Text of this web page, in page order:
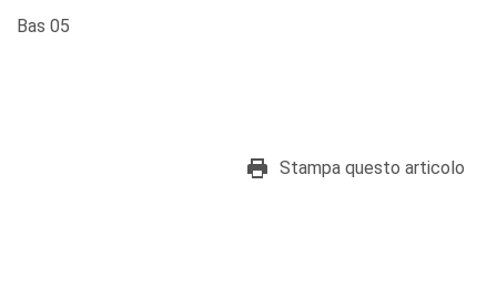
Bas 05
Stampa questo articolo